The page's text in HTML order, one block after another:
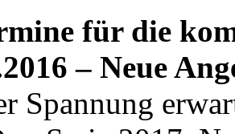
für die
– Neue
Spannung